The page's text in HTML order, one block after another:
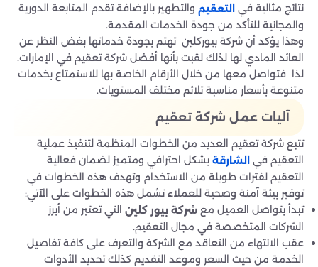
نتائج مثالية في
التعقيم والتطهير بالإضافة تقدم المتابعة الدورية
والمجانية للتأكد من جودة الخدمات المقدمة.
وهذا يؤكد أن شركة بيوركلين تهتم بجودة خدماتها بغض النظر عن
العائد المادي لها لذلك لقبت بأنها أفضل شركة تعقيم في الإمارات.
لذا فتواصل معها من خلال الأرقام الخاصة بها للاستمتاع بخدمات
متنوعة بأسعار مناسبة تلائم مختلف المستويات.
آليات عمل شركة تعقيم
تتبع شركة تعقيم العديد من الخطوات المنظمة لتنفيذ عملية
التعقيم في
الشارقة بشكل احترافي ومتميز لضمان فعالية
التعقيم لفترات طويلة من الاستخدام وتهدف هذه الخطوات في
توفير بيئة آمنة وصحية للعملاء تشمل هذه الخطوات على الآتي:
تبدأ بتواصل العميل مع شركة بيور كلين التي تعتبر من أبرز
الشركات المتخصصة في مجال التعقيم.
عقب الانتهاء من التعاقد مع الشركة والتعرف على كافة تفاصيل
الخدمة من حيث السعر وموعد التقديم كذلك تحديد الأدوات